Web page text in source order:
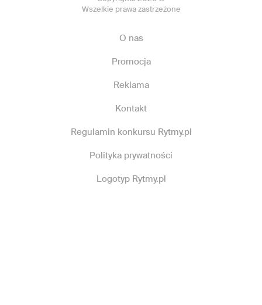
Wszelkie prawa zastrzeżone
O nas
Promocja
Reklama
Kontakt
Regulamin konkursu Rytmy.pl
Polityka prywatności
Logotyp Rytmy.pl